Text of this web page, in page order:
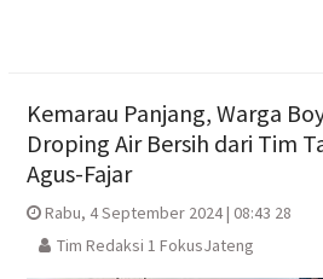
Kemarau Panjang, Warga
Droping Air Bersih dari Tim
Agus-Fajar
Rabu, 4 September 2024 | 08:43 28
Tim Redaksi 1 FokusJateng